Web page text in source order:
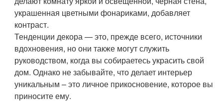
украшенная цветными фонариками, добавляет
контраст.
Тенденции декора — это, прежде всего, источники
вдохновения, но они также могут служить
руководством, когда вы собираетесь украсить свой
дом. Однако не забывайте, что делает интерьер
уникальным – это личное прикосновение, которое вы
приносите ему.